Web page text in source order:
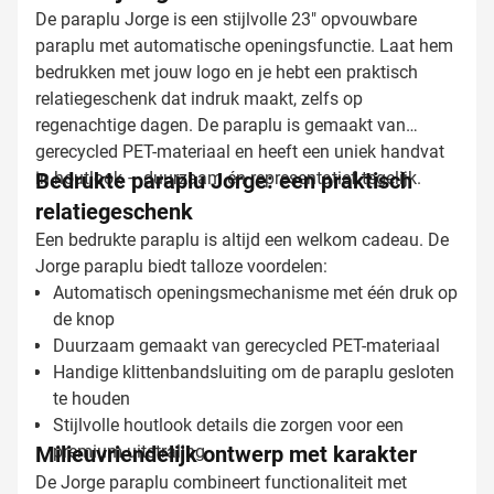
De paraplu Jorge is een stijlvolle 23" opvouwbare
paraplu met automatische openingsfunctie. Laat hem
bedrukken met jouw logo en je hebt een praktisch
relatiegeschenk dat indruk maakt, zelfs op
regenachtige dagen. De paraplu is gemaakt van
gerecycled PET-materiaal en heeft een uniek handvat
in houtlook – duurzaam én representatief tegelijk.
Bedrukte paraplu Jorge: een praktisch
relatiegeschenk
Een bedrukte paraplu is altijd een welkom cadeau. De
Jorge paraplu biedt talloze voordelen:
Automatisch openingsmechanisme met één druk op
de knop
Duurzaam gemaakt van gerecycled PET-materiaal
Handige klittenbandsluiting om de paraplu gesloten
te houden
Stijlvolle houtlook details die zorgen voor een
premium uitstraling
Milieuvriendelijk ontwerp met karakter
De Jorge paraplu combineert functionaliteit met